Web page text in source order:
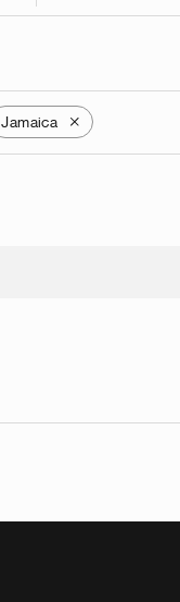
Jamaica X